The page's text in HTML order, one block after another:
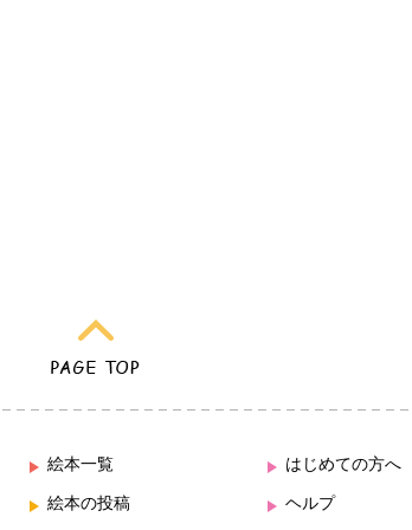
絵本一覧
絵本の投稿
はじめての方へ
ヘルプ